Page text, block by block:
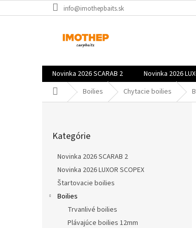
na
info@imothepbaits.sk
Novinka 2026 SCARAB 2 Novinka 2026
DomovBoilies Chytacie boilies
kategórie
Kategórie
Novinka 2026 SCARAB 2
Novinka 2026 LUXOR SCOPEX
Štartovacie boilies
Boilies
Trvanlivé boilies
Plávajúce boilies 12mm